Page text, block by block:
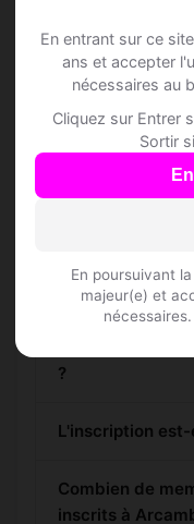
En entrant sur ce
ans et accepter
nécessaires au
Cliquez sur Entrer
Sortir
En poursuivant
majeur(e) et
nécessaires.
?
L'inscription
Combien de
inscrits à